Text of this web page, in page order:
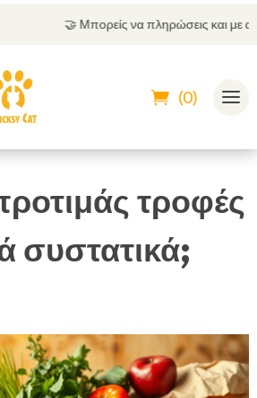
να πληρώσεις και με αντικαταβολή
(0)
τροφές
συστατικά;